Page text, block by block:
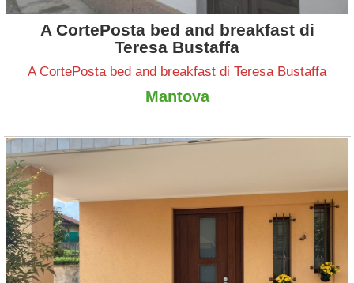
A CortePosta bed and breakfast di
Teresa Bustaffa
A CortePosta bed and breakfast di Teresa Bustaffa
Mantova